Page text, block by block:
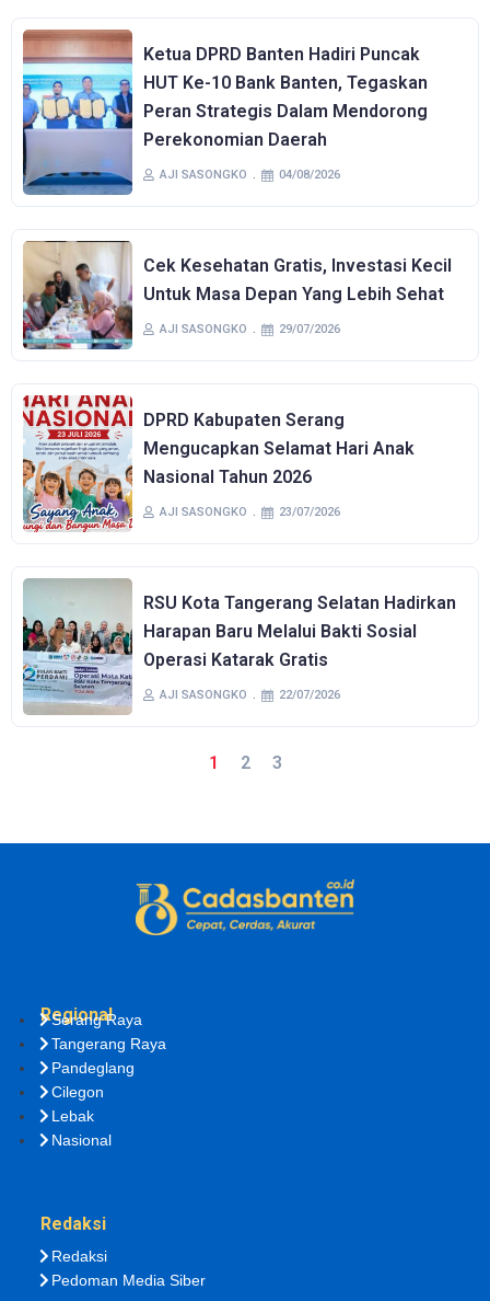
Ketua DPRD Banten Hadiri Puncak
HUT Ke-10 Bank Banten, Tegaskan
Peran Strategis Dalam Mendorong
Perekonomian Daerah
AJI SASONGKO 04/08/2026
Cek Kesehatan Gratis, Investasi Kecil
Untuk Masa Depan Yang Lebih Sehat
AJI SASONGKO 29/07/2026
DPRD Kabupaten Serang
Mengucapkan Selamat Hari Anak
Nasional Tahun 2026
AJI SASONGKO 23/07/2026
RSU Kota Tangerang Selatan Hadirkan
Harapan Baru Melalui Bakti Sosial
Operasi Katarak Gratis
AJI SASONGKO 22/07/2026
1 2 3
Regional
Serang Raya
Tangerang Raya
Pandeglang
Cilegon
Lebak
Nasional
Redaksi
Redaksi
Pedoman Media Siber